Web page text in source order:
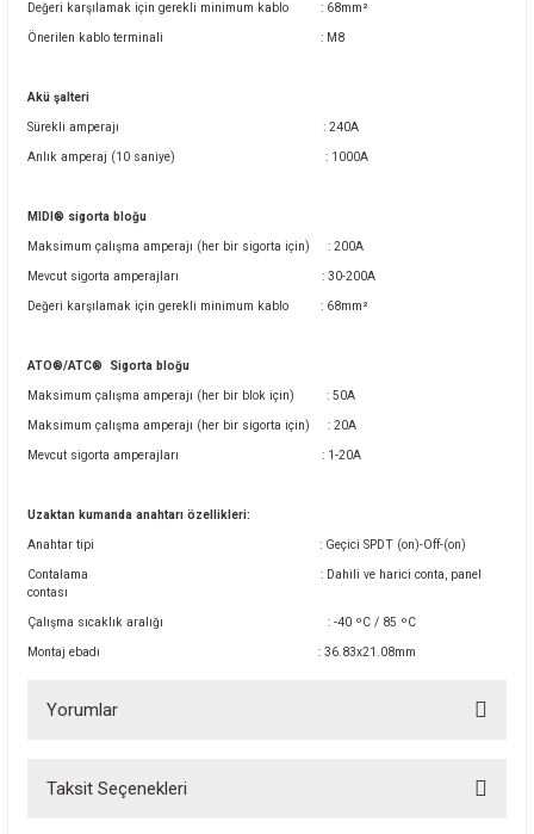
Değeri karşılamak için gerekli minimum kablo : 68mm²
Önerilen kablo terminali : M8
Akü şalteri
Sürekli amperajı : 240A
Anlık amperaj (10 saniye) : 1000A
MIDI® sigorta bloğu
Maksimum çalışma amperajı (her bir sigorta için) : 200A
Mevcut sigorta amperajları : 30-200A
Değeri karşılamak için gerekli minimum kablo : 68mm²
ATO®/ATC® Sigorta bloğu
Maksimum çalışma amperajı (her bir blok için) : 50A
Maksimum çalışma amperajı (her bir sigorta için) : 20A
Mevcut sigorta amperajları : 1-20A
Uzaktan kumanda anahtarı özellikleri:
Anahtar tipi : Geçici SPDT (on)-Off-(on)
Contalama
: Dahili ve harici conta, panel
contası
Çalışma sıcaklık aralığı : -40 ºC / 85 ºC
Montaj ebadı : 36.83x21.08mm
Yorumlar
Taksit Seçenekleri